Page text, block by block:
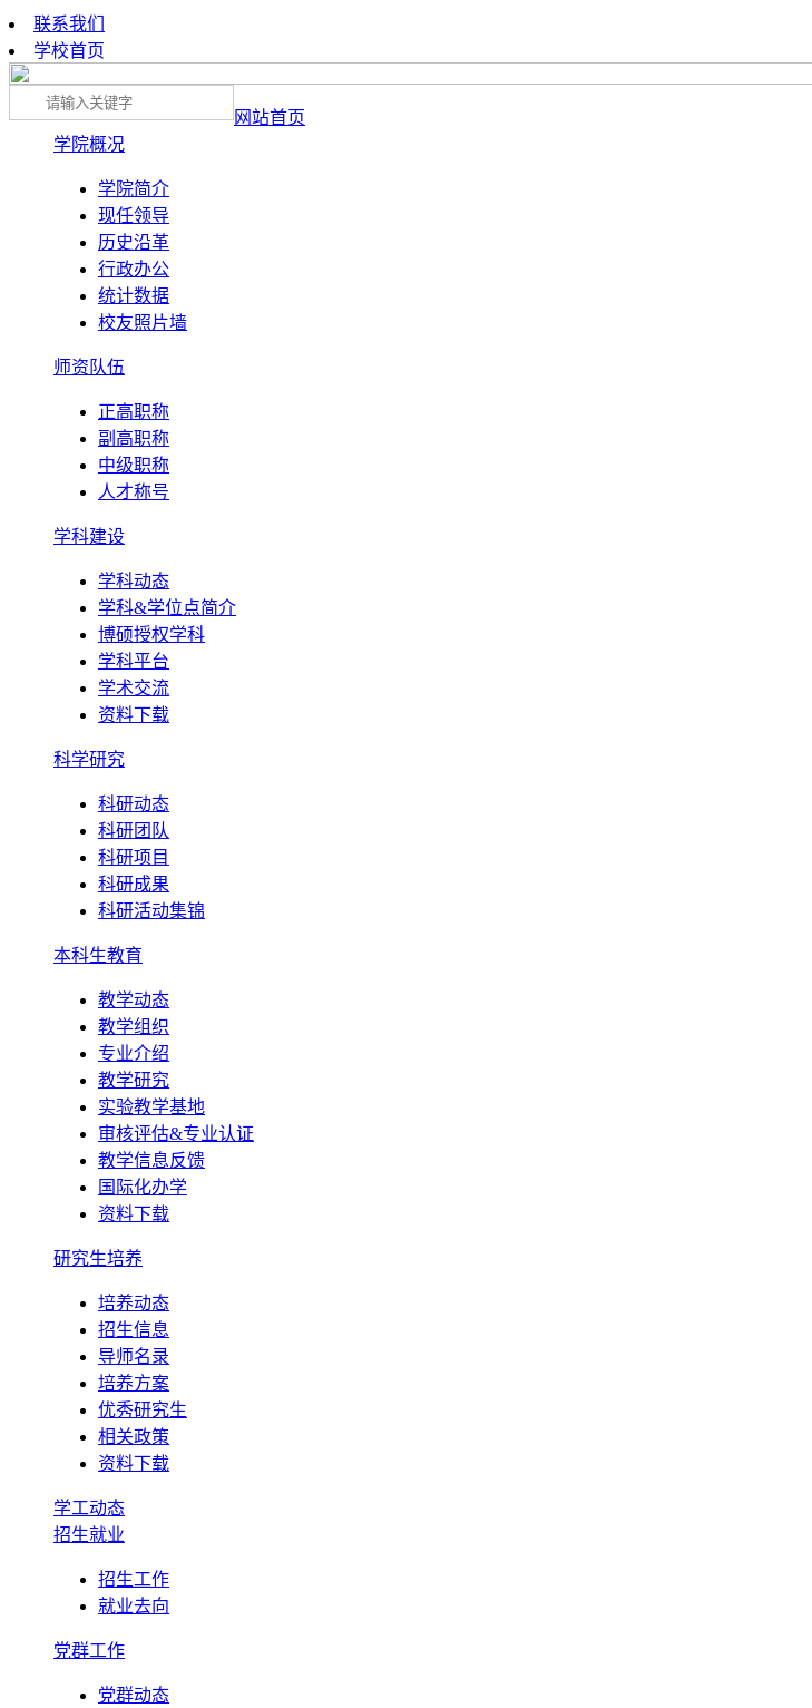
联系我们
学校首页
网站首页
学院概况
学院简介
现任领导
历史沿革
行政办公
统计数据
校友照片墙
师资队伍
正高职称
副高职称
中级职称
人才称号
学科建设
学科动态
学科&学位点简介
博硕授权学科
学科平台
学术交流
资料下载
科学研究
科研动态
科研团队
科研项目
科研成果
科研活动集锦
本科生教育
教学动态
教学组织
专业介绍
教学研究
实验教学基地
审核评估&专业认证
教学信息反馈
国际化办学
资料下载
研究生培养
培养动态
招生信息
导师名录
培养方案
优秀研究生
相关政策
资料下载
学工动态
招生就业
招生工作
就业去向
党群工作
党群动态